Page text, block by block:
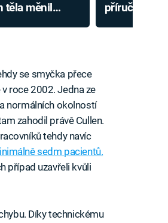
těla měnil
příručkám.
se smyčka přece
roce 2002. Jedna ze
normálních okolností
zahodil právě Cullen.
tehdy navíc
sedm pacientů.
případ uzavřeli kvůli
Díky technickému